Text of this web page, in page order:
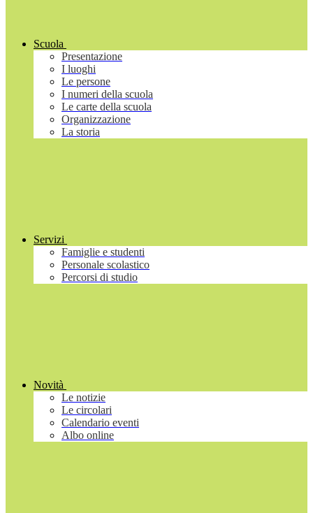
Scuola
Presentazione
I luoghi
Le persone
I numeri della scuola
Le carte della scuola
Organizzazione
La storia
Servizi
Famiglie e studenti
Personale scolastico
Percorsi di studio
Novità
Le notizie
Le circolari
Calendario eventi
Albo online